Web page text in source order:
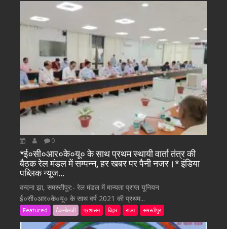
0
*ई०सी०आर०के०यू० के साथ प्रथम स्थायी वार्ता तंत्र की
बैठक रेल मंडल में सम्पन्न, हर खबर पर पैनी नजर।* इंडिया
पब्लिक न्यूज…
वन्दना झा, समस्तीपुर:- रेल मंडल में मान्यता प्राप्त यूनियन
ई०सी०आर०के०यू० के साथ वर्ष 2021 की प्रथम...
Featured टैकनोलजी प्रशासन बिहार राज्य समस्तीपुर